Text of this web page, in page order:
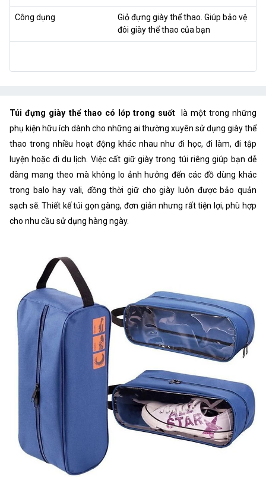
Công dụng
Giỏ đựng giày thể thao. Giúp bảo vệ
đôi giày thể thao của bạn
Túi đựng giày thể thao có lớp trong suốt
là một trong những
phụ kiện hữu ích dành cho những ai thường xuyên sử dụng giày thể
thao trong nhiều hoạt động khác nhau như đi học, đi làm, đi tập
luyện hoặc đi du lịch. Việc cất giữ giày trong túi riêng giúp bạn dễ
dàng mang theo mà không lo ảnh hưởng đến các đồ dùng khác
trong balo hay vali, đồng thời giữ cho giày luôn được bảo quản
sạch sẽ. Thiết kế túi gọn gàng, đơn giản nhưng rất tiện lợi, phù hợp
cho nhu cầu sử dụng hàng ngày.